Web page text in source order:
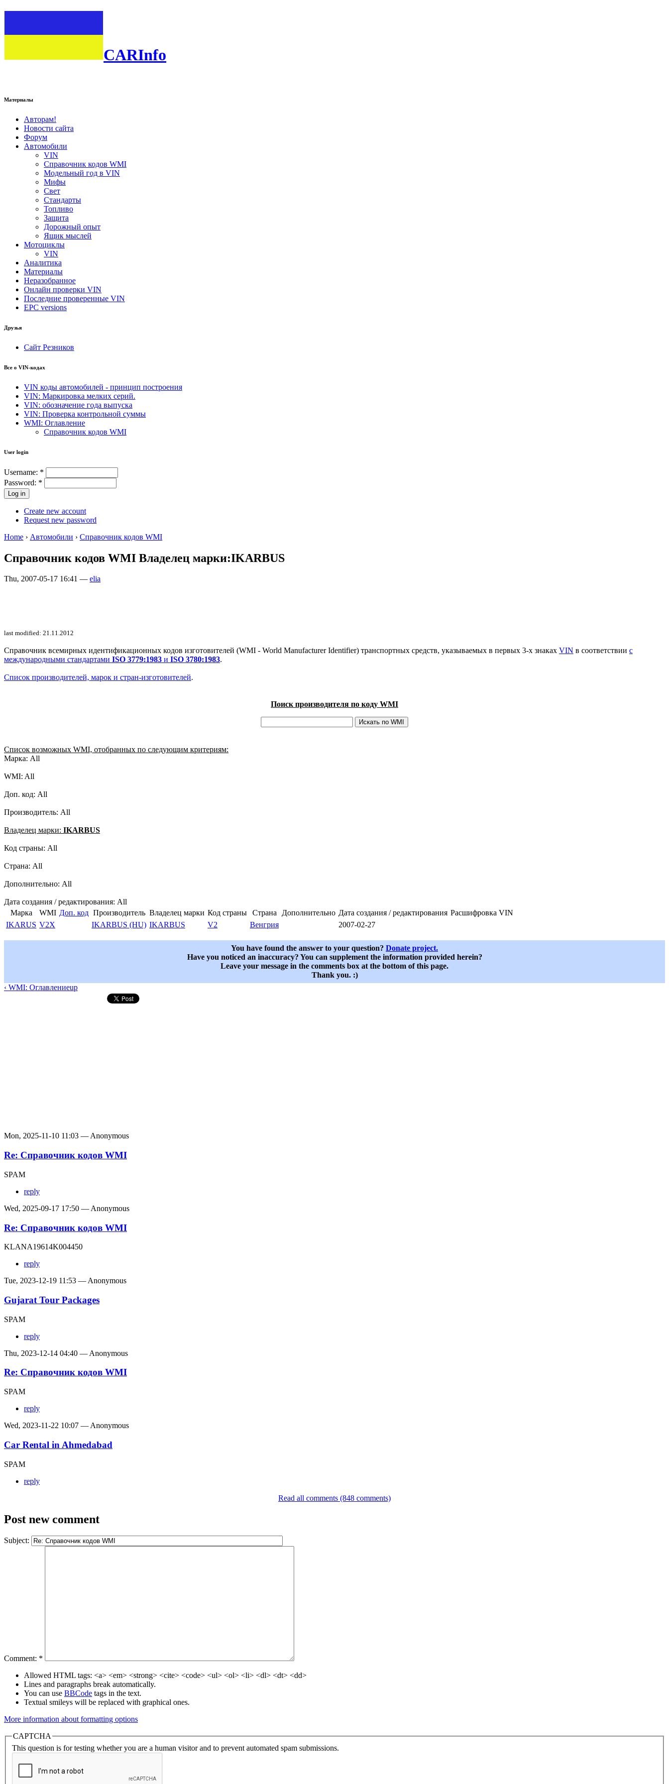
CARInfo
Материалы
Авторам!
Новости сайта
Форум
Автомобили
VIN
Справочник кодов WMI
Модельный год в VIN
Мифы
Свет
Стандарты
Топливо
Защита
Дорожный опыт
Ящик мыслей
Мотоциклы
VIN
Аналитика
Материалы
Неразобранное
Онлайн проверки VIN
Последние проверенные VIN
EPC versions
Друзья
Сайт Резников
Все о VIN-кодах
VIN коды автомобилей - принцип построения
VIN: Маркировка мелких серий.
VIN: обозначение года выпуска
VIN: Проверка контрольной суммы
WMI: Оглавление
Справочник кодов WMI
User login
Username: *
Password: *
Create new account
Request new password
Home › Автомобили › Справочник кодов WMI
Справочник кодов WMI Владелец марки:IKARBUS
Thu, 2007-05-17 16:41 — elia
last modified: 21.11.2012
Справочник всемирных идентификационных кодов изготовителей (WMI - World Manufacturer Identifier) транспортных средств, указываемых в первых 3-х знаках VIN в соответствии с
международными стандартами ISO 3779:1983 и ISO 3780:1983.
Список производителей, марок и стран-изготовителей.
Поиск производителя по коду WMI
Список возможных WMI, отобранных по следующим критериям:
Марка: All
WMI: All
Доп. код: All
Производитель: All
Владелец марки: IKARBUS
Код страны: All
Страна: All
Дополнительно: All
Дата создания / редактирования: All
Марка
WMI Доп. код Производитель Владелец марки Код страны Страна Дополнительно Дата создания / редактирования Расшифровка VIN
IKARUS V2X IKARBUS (HU) IKARBUS V2 Венгрия 2007-02-27
You have found the answer to your question? Donate project.
Have you noticed an inaccuracy? You can supplement the information provided herein?
Leave your message in the comments box at the bottom of this page.
Thank you. :)
‹ WMI: Оглавлениеup
Mon, 2025-11-10 11:03 — Anonymous
Re: Справочник кодов WMI
SPAM
reply
Wed, 2025-09-17 17:50 — Anonymous
Re: Справочник кодов WMI
KLANA19614K004450
reply
Tue, 2023-12-19 11:53 — Anonymous
Gujarat Tour Packages
SPAM
reply
Thu, 2023-12-14 04:40 — Anonymous
Re: Справочник кодов WMI
SPAM
reply
Wed, 2023-11-22 10:07 — Anonymous
Car Rental in Ahmedabad
SPAM
reply
Read all comments (848 comments)
Post new comment
Subject:
Comment: *
Allowed HTML tags: <a> <em> <strong> <cite> <code> <ul> <ol> <li> <dl> <dt> <dd>
Lines and paragraphs break automatically.
You can use BBCode tags in the text.
Textual smileys will be replaced with graphical ones.
More information about formatting options
CAPTCHA
This question is for testing whether you are a human visitor and to prevent automated spam submissions.